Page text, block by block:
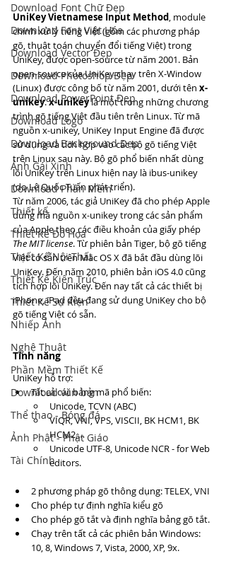
Download Font Chữ Đẹp
Download Font Việt Hóa
Download Vector Đẹp
Download Photoshop Đẹp
Download PowerPoint Đẹp
Download Logo
Download Background Đẹp
Ảnh Gái Xinh
Download Phần Mềm
Thiết kế
Thiết Kế Đồ Họa
Thiết Kế Nội Thất
Thiết Kế Kiến Trúc
Thiết Kế Sự Kiện
Nhiếp Ảnh
Nghệ Thuật
Phần Mềm Thiết Kế
Download văn bản
Thể thao - Bóng đá
Ảnh Phật - Phật Giáo
Tài Chính
UniKey Vietnamese Input Method, module
chính xử lý tiếng Việt (gồm các phương pháp
gõ, thuật toán chuyển đổi tiếng Việt) trong
UniKey, được open-source từ năm 2001. Bản
open-source của UniKey chạy trên X-Window
(Linux) được công bố từ năm 2001, dưới tên x-
unikey. x-unikey là một trong những chương
trình gõ tiếng Việt đầu tiên trên Linux. Từ mã
nguồn x-unikey, UniKey Input Engine đã được
sử dụng và tích hợp vào các bộ gõ tiếng Việt
trên Linux sau này. Bộ gõ phổ biến nhất dùng
lõi UniKey trên Linux hiện nay là ibus-unikey
(do Lê Quốc Tuấn phát triển).
Từ năm 2006, tác giả UniKey đã cho phép Apple
dùng mã nguồn x-unikey trong các sản phẩm
của Apple theo các điều khoản của giấy phép
The MIT license. Từ phiên bản Tiger, bộ gõ tiếng
Việt có sẵn trên Mac OS X đã bắt đầu dùng lõi
UniKey. Đến năm 2010, phiên bản iOS 4.0 cũng
tích hợp lõi UniKey. Đến nay tất cả các thiết bị
iPhone, iPad đều đang sử dụng UniKey cho bộ
gõ tiếng Việt có sẵn.
Tính năng
UniKey hỗ trợ:
Tất cả các bảng mã phổ biến:
Unicode, TCVN (ABC)
VIQR, VNI, VPS, VISCII, BK HCM1, BK
HCM2,…
Unicode UTF-8, Unicode NCR - for Web
editors.
2 phương pháp gõ thông dụng: TELEX, VNI
Cho phép tự định nghĩa kiểu gõ
Cho phép gõ tắt và định nghĩa bảng gõ tắt.
Chạy trên tất cả các phiên bản Windows:
10, 8, Windows 7, Vista, 2000, XP, 9x.